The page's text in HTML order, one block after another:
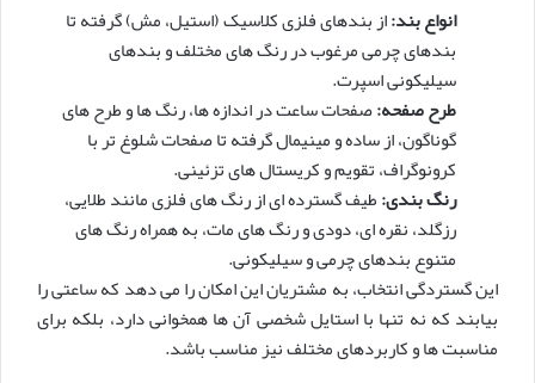
انواع بند:از بندهای فلزی کلاسیک (استیل، مش) گرفته تا
بندهای چرمی مرغوب در رنگ های مختلف و بندهای
سیلیکونی اسپرت.
طرح صفحه:صفحات ساعت در اندازه ها، رنگ ها و طرح های
گوناگون، از ساده و مینیمال گرفته تا صفحات شلوغ تر با
کرونوگراف، تقویم و کریستال های تزئینی.
رنگ بندی:طیف گسترده ای از رنگ های فلزی مانند طلایی،
رزگلد، نقره ای، دودی و رنگ های مات، به همراه رنگ های
متنوع بندهای چرمی و سیلیکونی.
این گستردگی انتخاب، به مشتریان این امکان را می دهد که ساعتی را
بیابند که نه تنها با استایل شخصی آن ها همخوانی دارد، بلکه برای
مناسبت ها و کاربردهای مختلف نیز مناسب باشد.